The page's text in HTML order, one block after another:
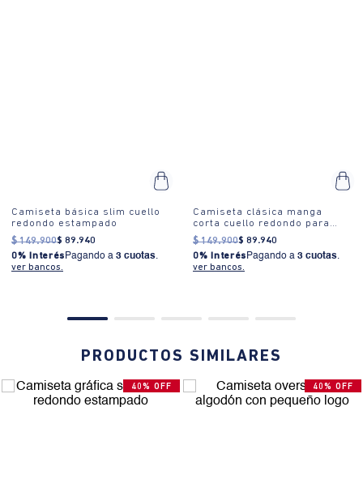
Camiseta básica slim cuello
redondo estampado
$ 149.900$ 89.940
0% Interés Pagando a 3 cuotas.
ver bancos.
Camiseta clásica manga
corta cuello redondo para
hombre
$ 149.900$ 89.940
0% Interés Pagando a 3 cuotas.
ver bancos.
PRODUCTOS SIMILARES
40% OFF 40% OFF